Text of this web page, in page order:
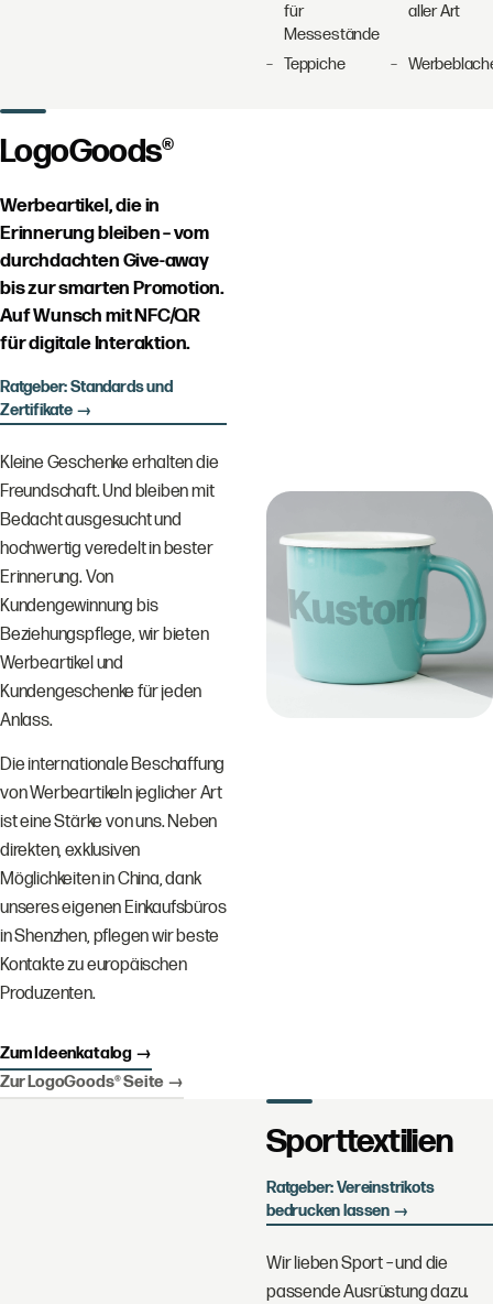
für
Messestände
aller Art
Teppiche
LogoGoods®
Werbeartikel, die in
Erinnerung bleiben – vom
durchdachten Give-away
bis zur smarten Promotion.
Auf Wunsch mit NFC/QR
für digitale Interaktion.
Ratgeber: Standards und
Zertifikate →
Kleine Geschenke erhalten die
Freundschaft. Und bleiben mit
Bedacht ausgesucht und
hochwertig veredelt in bester
Erinnerung. Von
Kundengewinnung bis
Beziehungspflege, wir bieten
Werbeartikel und
Kundengeschenke für jeden
Anlass.
Die internationale Beschaffung
von Werbeartikeln jeglicher Art
ist eine Stärke von uns. Neben
direkten, exklusiven
Möglichkeiten in China, dank
unseres eigenen Einkaufsbüros
in Shenzhen, pflegen wir beste
Kontakte zu europäischen
Produzenten.
Zum Ideenkatalog →
Zur LogoGoods® Seite →
Sporttextilien
Ratgeber: Vereinstrikots
bedrucken lassen →
Wir lieben Sport – und die
passende Ausrüstung dazu.